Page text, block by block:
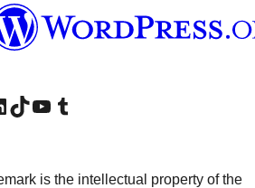
налог
LinkedIn account
Посетите наш TikTok налог
Visit our YouTube channel
Посетите наш Tumblr налог
is the intellectual property of the